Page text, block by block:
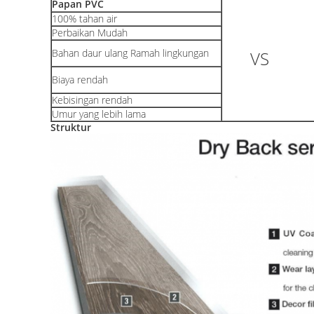
Papan PVC
VS
100% tahan air
Perbaikan Mudah
Bahan daur ulang Ramah lingkungan
Biaya rendah
Kebisingan rendah
Umur yang lebih lama
Struktur